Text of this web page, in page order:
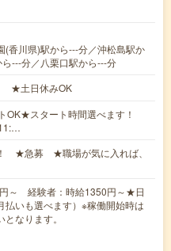
(香川県)駅から---分／沖松島駅か
---分／八栗口駅から---分
★土日休みOK
OK★スタート時間選べます！
★急募 ★職場が気に入れば、
～ 経験者：時給1350円～★日
払いも選べます）※稼働開始時は
なります。